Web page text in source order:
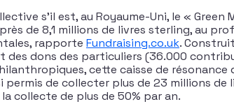
s’il est, au Royaume-Uni, le «
de 8,1 millions de livres sterling, au
rapporte Fundraising.co.uk.
des dons des particuliers (36.000
cette caisse de résonance
permis de collecter plus de 23 millions de
collecte de plus de 50% par an.